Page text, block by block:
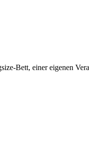
Bett, einer eigenen